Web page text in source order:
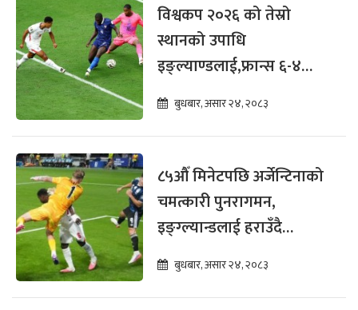
विश्वकप २०२६ को तेस्रो
स्थानको उपाधि
इङ्ल्याण्डलाई,फ्रान्स ६-४
गोलले पराजित
बुधबार, असार २४, २०८३
८५औँ मिनेटपछि अर्जेन्टिनाको
चमत्कारी पुनरागमन,
इङ्ग्ल्यान्डलाई हराउँदै
विश्वकपको फाइनलमा
बुधबार, असार २४, २०८३